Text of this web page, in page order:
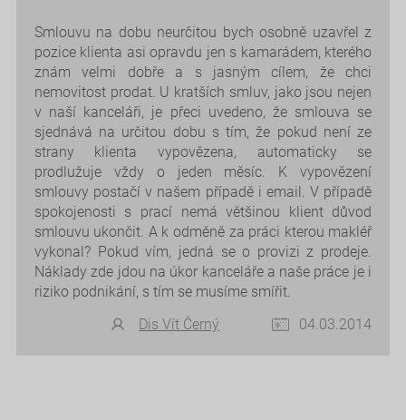
Smlouvu na dobu neurčitou bych osobně uzavřel z
pozice klienta asi opravdu jen s kamarádem, kterého
znám velmi dobře a s jasným cílem, že chci
nemovitost prodat. U kratších smluv, jako jsou nejen
v naší kanceláři, je přeci uvedeno, že smlouva se
sjednává na určitou dobu s tím, že pokud není ze
strany klienta vypovězena, automaticky se
prodlužuje vždy o jeden měsíc. K vypovězení
smlouvy postačí v našem případě i email. V případě
spokojenosti s prací nemá většinou klient důvod
smlouvu ukončit. A k odměně za práci kterou makléř
vykonal? Pokud vím, jedná se o provizi z prodeje.
Náklady zde jdou na úkor kanceláře a naše práce je i
riziko podnikání, s tím se musíme smířit.
Dis Vít Černý
04.03.2014